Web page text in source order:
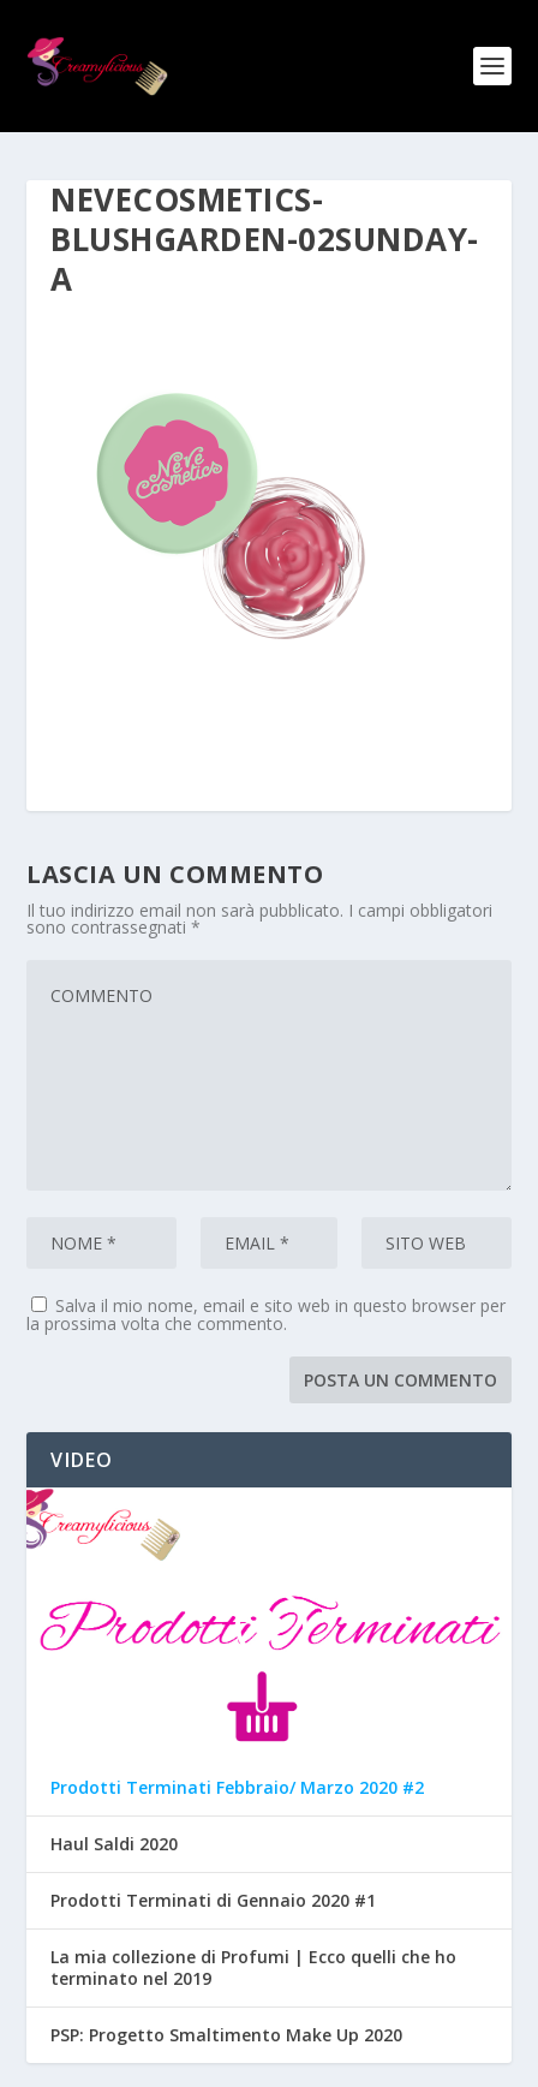
NEVECOSMETICS-
BLUSHGARDEN-02SUNDAY-
A
LASCIA UN COMMENTO
Il tuo indirizzo email non sarà pubblicato. I campi obbligatori
sono contrassegnati*
Salva il mio nome, email e sito web in questo browser per
la prossima volta che commento.
VIDEO
Prodotti Terminati Febbraio/ Marzo 2020 #2
Haul Saldi 2020
Prodotti Terminati di Gennaio 2020 #1
La mia collezione di Profumi | Ecco quelli che ho
terminato nel 2019
PSP: Progetto Smaltimento Make Up 2020